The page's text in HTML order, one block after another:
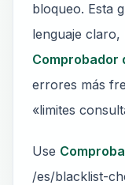
bloqueo. Esta
lenguaje
Comprobador
errores más
«limites
Use
/es/blacklist-